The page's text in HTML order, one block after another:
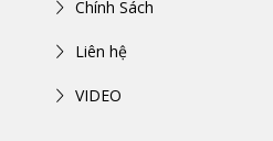
Chính Sách
Liên hệ
VIDEO